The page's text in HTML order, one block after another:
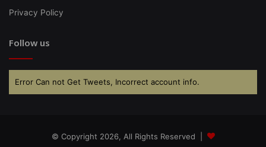
Privacy Policy
Follow us
Error Can not Get Tweets, Incorrect account info.
© Copyright 2026, All Rights Reserved |